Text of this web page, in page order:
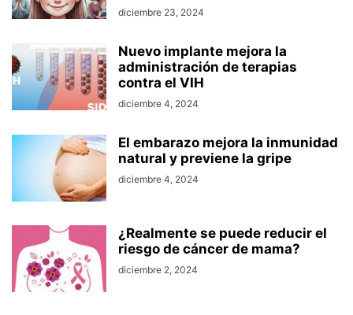
diciembre 23, 2024
Nuevo implante mejora la
administración de terapias
contra el VIH
diciembre 4, 2024
El embarazo mejora la inmunidad
natural y previene la gripe
diciembre 4, 2024
¿Realmente se puede reducir el
riesgo de cáncer de mama?
diciembre 2, 2024